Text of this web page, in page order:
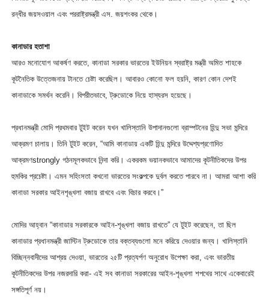
রন্ধীর জয়সওয়াল এবং পররাষ্ট্রমন্ত্রী এস. জয়শংকর থেকে।
কানাডার হতাশা
আরও মনোযোগ আকর্ষণ করতে, কানাডা সরকার ভারতের ইউনিয়ন স্বরাষ্ট্র মন্ত্রী অমিত শাহকে
কূটনৈতিক উত্তেজনায় টানতে চেষ্টা করেছিল। আবারও কোনো ফল হয়নি, কারণ কোন দেশই
কানাডাকে সমর্থন করেনি। বিপরীতভাবে, ট্রুডোকে নিয়ে হাস্যরস হয়েছে।
প্রধানমন্ত্রী মোদি প্রথমবার টুইট করেন যখন খালিস্তানি উপাদানগুলো ব্রাম্পটনের হিন্দু সভা মন্দিরে
আক্রমণ চালায়। তিনি টুইট করেন, “আমি কানাডায় একটি হিন্দু মন্দিরে উদ্দেশ্যপ্রণোদিত
আক্রমণstrongly গঠনমূলকভাবে নিন্দা করি। একরকম ভয়ানকভাবে আমাদের কূটনীতিকদের উপর
হুমকির প্রচেষ্টা। এমন সহিংসতা কখনো ভারতের সংকল্পকে দুর্বল করতে পারবে না। আমরা আশা করি
কানাডা সরকার আইনশৃঙ্খলা বজায় রাখবে এবং বিচার করবে।”
মোদির আহ্বান “কানাডার সরকারকে আইন-শৃঙ্খলা বজায় রাখতে” যে টুইট করেছেন, তা ছিল
কানাডার প্রধানমন্ত্রী জাস্টিন ট্রুডোকে তার বক্তব্যগুলো মনে করিয়ে দেওয়ার জন্য। খালিস্তানি
বিচ্ছিন্নবাদীদের আশ্রয় দেওয়া, ভারতের ২৫টি প্রত্যর্পণ অনুরোধ উপেক্ষা করা, এবং ভারতীয়
কূটনীতিকদের উপর নজরদারি করা- এই সব কানাডা সরকারের আইন-শৃঙ্খলা শপথের সাথে একেবারেই
সঙ্গতিপূর্ণ নয়।